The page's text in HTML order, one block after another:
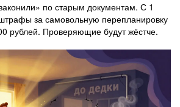
по старым документам. С 1
за самовольную перепланировку
рублей. Проверяющие будут жёстче.